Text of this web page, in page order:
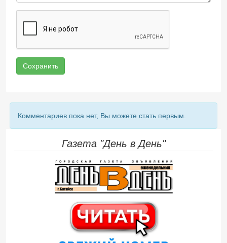
Сохранить
Комментариев пока нет, Вы можете стать первым.
Газета "День в День"